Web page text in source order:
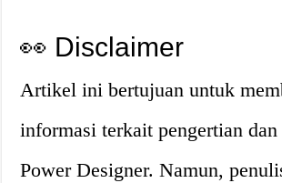
👀 Disclaimer
Artikel ini bertujuan untuk
informasi terkait pengertian
Power Designer. Namun,